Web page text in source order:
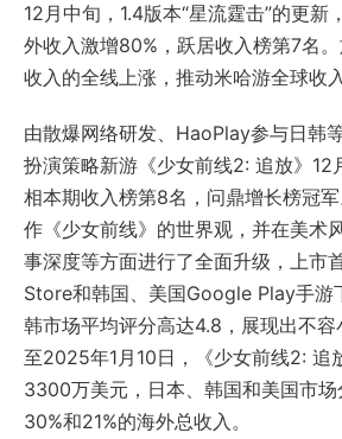
12月中旬，1.4版本“星流霆击”的更新
外收入激增80%，跃居收入榜第7名
收入的全线上涨，推动米哈游全球收
由散爆网络研发、HaoPlay参与日韩
扮演策略新游《少女前线2: 追放》12
相本期收入榜第8名，问鼎增长榜冠
作《少女前线》的世界观，并在美术
事深度等方面进行了全面升级，上市
Store和韩国、美国Google Play手游
韩市场平均评分高达4.8，展现出不
至2025年1月10日，《少女前线2: 追
3300万美元，日本、韩国和美国市场
30%和21%的海外总收入。